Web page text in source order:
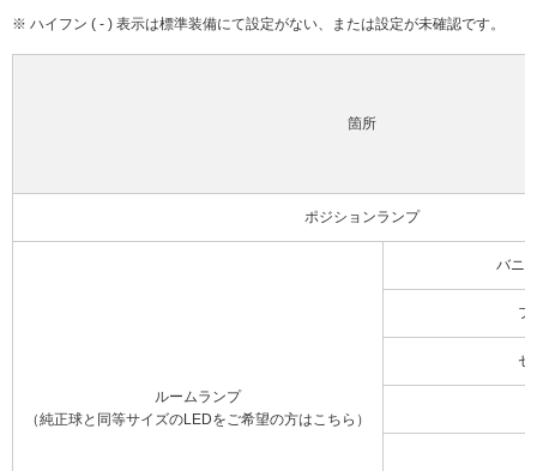
※ ハイフン ( - ) 表示は標準装備にて設定がない、または設定が未確認です。
箇所
ポジションランプ
ルームランプ
（純正球と同等サイズのLEDをご希望の方はこちら）
バニ
フ
セ